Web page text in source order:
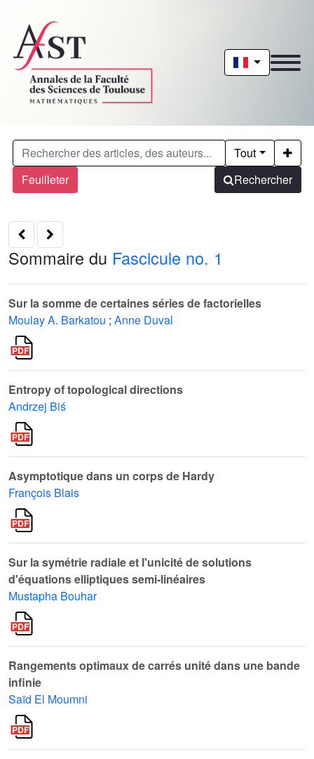
Feuilleter
Tout
Rechercher
Sommaire du Fascicule no. 1
Sur la somme de certaines séries de factorielles
Moulay A. Barkatou ; Anne Duval
Entropy of topological directions
Andrzej Biś
Asymptotique dans un corps de Hardy
François Blais
Sur la symétrie radiale et l'unicité de solutions
d'équations elliptiques semi-linéaires
Mustapha Bouhar
Rangements optimaux de carrés unité dans une bande
infinie
Saïd El Moumni